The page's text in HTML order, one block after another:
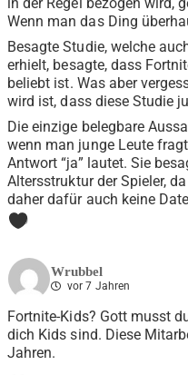
Wenn man das Ding
Besagte Studie, welche
erhielt, besagte, dass
beliebt ist. Was aber
wird ist, dass diese Studie
Die einzige belegbare
wenn man junge Leute
Antwort “ja” lautet. Sie
Altersstruktur der Spieler,
daher dafür auch keine
0
Wrubbel
vor 7 Jahren
Fortnite-Kids? Gott musst
dich Kids sind. Diese
Jahren.